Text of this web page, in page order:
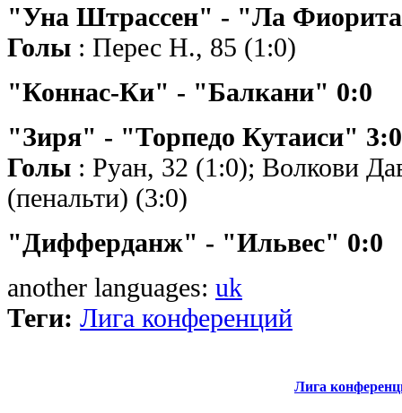
"Уна Штрассен" - "Ла
Голы : Перес Н., 85 (1:0)
"Коннас-Ки" - "Балкани" 0:0
"Зиря" - "Торпедо Кутаиси"
Голы : Руан, 32 (1:0); Волкови
(пенальти) (3:0)
"Дифферданж" - "Ильвес" 0:0
another languages: uk
Теги: Лига конференций
Лига